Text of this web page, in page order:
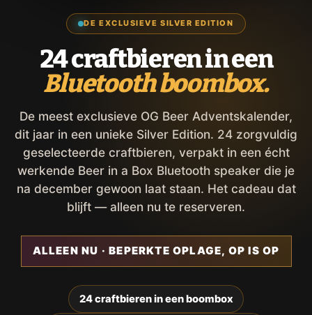
DE EXCLUSIEVE SILVER EDITION
24 craftbieren in een
Bluetooth boombox.
De meest exclusieve OG Beer Adventskalender,
dit jaar in een unieke Silver Edition. 24 zorgvuldig
geselecteerde craftbieren, verpakt in een écht
werkende Beer in a Box Bluetooth speaker die je
na december gewoon laat staan. Het cadeau dat
blijft — alleen nu te reserveren.
ALLEEN NU · BEPERKTE OPLAGE, OP IS OP
24 craftbieren in een boombox